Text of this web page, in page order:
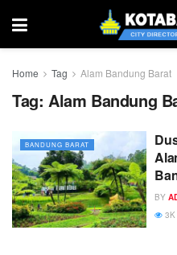
Home Tag Alam Bandung Barat
Tag: Alam Bandung
BANDUNG BARAT
BY
3K